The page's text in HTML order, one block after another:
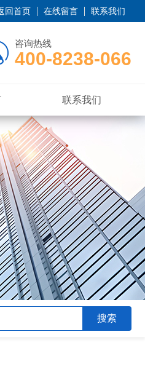
回首页 在线留言 联系我们
咨询热线
400-8238-066
联系我们